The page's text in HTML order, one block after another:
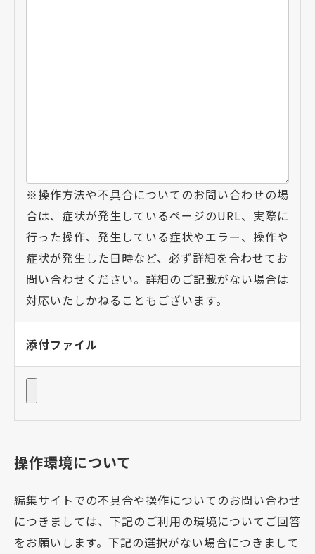
※操作方法や不具合についてのお問い合わせの場
合は、症状が発生しているページのURL、実際に
行った操作、発生している症状やエラー、操作や
症状が発生した日時など、必ず詳細を合わせてお
問い合わせください。詳細のご記載がない場合は
対応いたしかねることもございます。
添付ファイル
操作環境について
編集サイトでの不具合や操作についてのお問い合わせ
につきましては、下記のご利用の環境についてご回答
をお願いします。下記の選択がない場合につきまして